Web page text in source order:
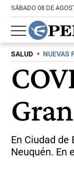
SÁBADO 08 DE
SALUD NUEVAS
En Ciudad
Neuquén. En